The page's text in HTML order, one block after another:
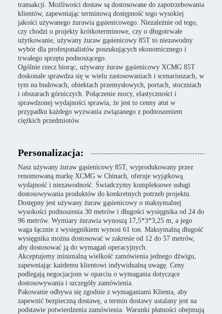
transakcji. Możliwości dostaw są dostosowane do zapotrzebowania
klientów, zapewniając terminową dostępność tego wysokiej
jakości używanego żurawia gąsienicowego. Niezależnie od tego,
czy chodzi o projekty krótkoterminowe, czy o długotrwałe
użytkowanie, używany żuraw gąsienicowy 85T to niezawodny
wybór dla profesjonalistów poszukujących ekonomicznego i
trwałego sprzętu podnoszącego.
Ogólnie rzecz biorąc, używany żuraw gąsienicowy XCMG 85T
doskonale sprawdza się w wielu zastosowaniach i scenariuszach, w
tym na budowach, obiektach przemysłowych, portach, stoczniach
i obszarach górniczych. Połączenie mocy, elastyczności i
sprawdzonej wydajności sprawia, że ​​jest to cenny atut w
przypadku każdego wyzwania związanego z podnoszeniem
ciężkich przedmiotów.
Personalizacja:
Nasz używany żuraw gąsienicowy 85T, wyprodukowany przez
renomowaną markę XCMG w Chinach, oferuje wyjątkową
wydajność i niezawodność. Świadczymy kompleksowe usługi
dostosowywania produktów do konkretnych potrzeb projektu.
Dostępny jest używany żuraw gąsienicowy o maksymalnej
wysokości podnoszenia 30 metrów i długości wysięgnika od 24 do
96 metrów. Wymiary żurawia wynoszą 17,5*3*3,25 m, a jego
waga łącznie z wysięgnikiem wynosi 61 ton. Maksymalną długość
wysięgnika można dostosować w zakresie od 12 do 57 metrów,
aby dostosować ją do wymagań operacyjnych.
Akceptujemy minimalną wielkość zamówienia jednego dźwigu,
zapewniając każdemu klientowi indywidualną uwagę. Ceny
podlegają negocjacjom w oparciu o wymagania dotyczące
dostosowywania i szczegóły zamówienia.
Pakowanie odbywa się zgodnie z wymaganiami Klienta, aby
zapewnić bezpieczną dostawę, a termin dostawy ustalany jest na
podstawie potwierdzenia zamówienia. Warunki płatności obejmują